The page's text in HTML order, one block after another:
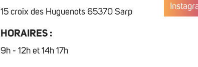
15 croix des Huguenots 65370 Sarp
HORAIRES :
9h - 12h et 14h 17h